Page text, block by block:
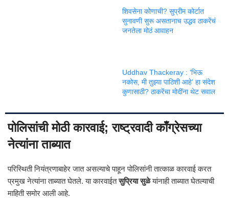
शिवसेना कोणाची? सुप्रीम कोर्टात
सुनावणी सुरू असतानाच उद्धव ठाकरेंचं
जनतेला मोठं आवाहन
Uddhav Thackeray : ‘भिऊ
नकोस, मी तुझ्या पाठिशी आहे’ हा संदेश
कुणासाठी? ठाकरेंचा मोदींना थेट सवाल
पोलिसांची मोठी कारवाई; राष्ट्रवादी काँग्रेसच्या
नेत्यांना ताब्यात
परिस्थिती नियंत्रणाबाहेर जात असल्याचे पाहून पोलिसांनी तात्काळ कारवाई करत
प्रमुख नेत्यांना ताब्यात घेतले. या कारवाईतसुप्रिया सुळेयांनाही ताब्यात घेतल्याची
माहिती समोर आली आहे.